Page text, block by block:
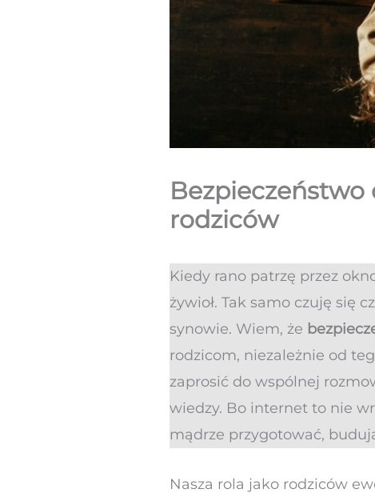
rodziców
Kiedy rano patrzę przez
żywioł. Tak samo czuję się
synowie. Wiem, że
rodzicom, niezależnie od
zaprosić do wspólnej
wiedzy. Bo internet to nie
mądrze przygotować,
Nasza rola jako rodziców